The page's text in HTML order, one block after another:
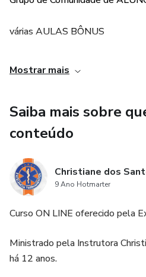
várias AULAS BÔNUS
Mostrar mais
Saiba mais sobre
conteúdo
Christiane dos
9 Ano Hotmarter
Curso ON LINE oferecido pela
Ministrado pela Instrutora
há 12 anos.